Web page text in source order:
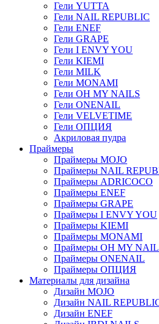
Гели YUTTA
Гели NAIL REPUBLIC
Гели ENEF
Гели GRAPE
Гели I ENVY YOU
Гели KIEMI
Гели MILK
Гели MONAMI
Гели OH MY NAILS
Гели ONENAIL
Гели VELVETIME
Гели ОПЦИЯ
Акриловая пудра
Праймеры
Праймеры MOJO
Праймеры NAIL
Праймеры ADRICOCO
Праймеры ENEF
Праймеры GRAPE
Праймеры I ENVY YOU
Праймеры KIEMI
Праймеры MONAMI
Праймеры OH MY
Праймеры ONENAIL
Праймеры ОПЦИЯ
Материалы для дизайна
Дизайн MOJO
Дизайн NAIL
Дизайн ENEF